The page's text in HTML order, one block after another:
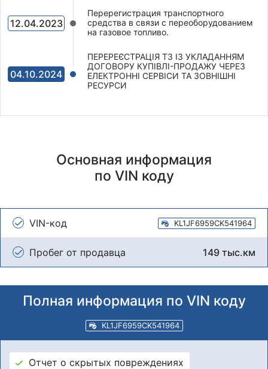
12.04.2023
Перерегистрация транспортного
средства в связи с переоборудованием
на газовое топливо.
04.10.2024
ПЕРЕРЕЄСТРАЦІЯ ТЗ ІЗ УКЛАДАННЯМ
ДОГОВОРУ КУПІВЛІ-ПРОДАЖУ ЧЕРЕЗ
ЕЛЕКТРОННІ СЕРВІСИ ТА ЗОВНІШНІ
РЕСУРСИ
Основная информация
по VIN коду
VIN-код KL1JF6959CK541964
Пробег от продавца 149 тыс.км
Полная информация по VIN коду
KL1JF6959CK541964
Отчет о скрытых повреждениях